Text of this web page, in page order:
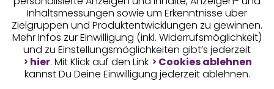
Unsere Apps
Inhaltsmessungen sowie um Erkenntnisse über
Zielgruppen und Produktentwicklungen zu gewinnen.
Mehr Infos zur Einwilligung (inkl. Widerrufsmöglichkeit)
und zu Einstellungsmöglichkeiten gibt’s jederzeit
hier. Mit Klick auf den Link
Cookies ablehnen
kannst Du Deine Einwilligung jederzeit ablehnen.